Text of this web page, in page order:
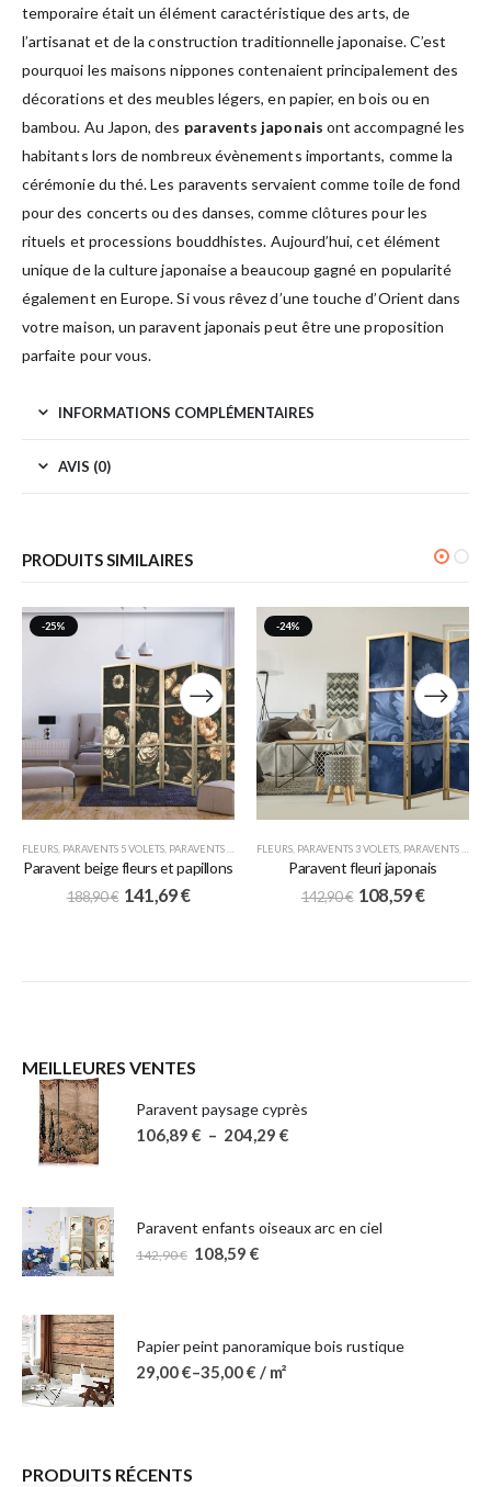
temporaire était un élément caractéristique des arts, de
l’artisanat et de la construction traditionnelle japonaise. C’est
pourquoi les maisons nippones contenaient principalement des
décorations et des meubles légers, en papier, en bois ou en
bambou. Au Japon, des paravents japonais ont accompagné les
habitants lors de nombreux évènements importants, comme la
cérémonie du thé. Les paravents servaient comme toile de fond
pour des concerts ou des danses, comme clôtures pour les
rituels et processions bouddhistes. Aujourd’hui, cet élément
unique de la culture japonaise a beaucoup gagné en popularité
également en Europe. Si vous rêvez d’une touche d’Orient dans
votre maison, un paravent japonais peut être une proposition
parfaite pour vous.
INFORMATIONS COMPLÉMENTAIRES
AVIS (0)
PRODUITS SIMILAIRES
-25%
FLEURS, PARAVENTS 5 VOLETS, PARAVENTS JAPONAIS
Paravent beige fleurs et papillons
188,90€ 141,69€
-24%
FLEURS, PARAVENTS 3 VOLETS, PARAVENTS JAPONAIS
Paravent fleuri japonais
142,90€ 108,59€
MEILLEURES VENTES
Paravent paysage cyprès
106,89 € – 204,29 €
Paravent enfants oiseaux arc en ciel
142,90€ 108,59 €
Papier peint panoramique bois rustique
29,00€–35,00€ / m²
PRODUITS RÉCENTS